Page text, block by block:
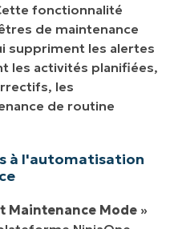
fonctionnalité
de maintenance
suppriment les alertes
les activités planifiées,
les
de routine
à l'automatisation
Maintenance Mode »